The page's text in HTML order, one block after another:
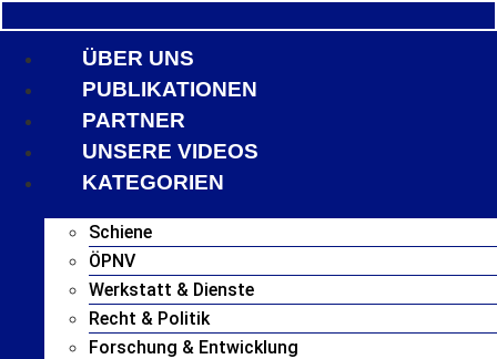
ÜBER UNS
PUBLIKATIONEN
PARTNER
UNSERE VIDEOS
KATEGORIEN
Schiene
ÖPNV
Werkstatt & Dienste
Recht & Politik
Forschung & Entwicklung